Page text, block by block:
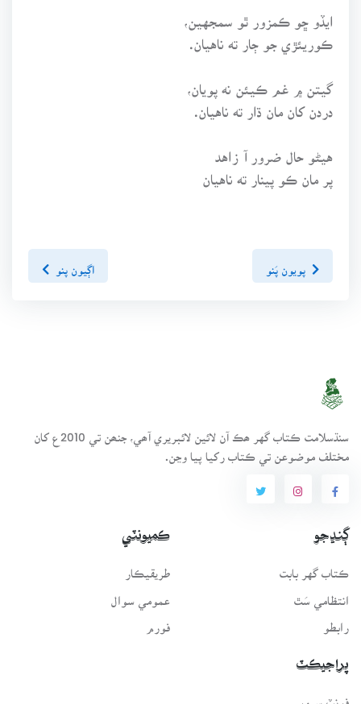
ايڏو ڇو ڪمزور ٿو سمجهين،
ڪوريئڙي جو ڄار ته ناهيان.
گيتن ۾ غم ڪيئن نه پويان،
دردن کان مان ڌار ته ناهيان.
هيڻو حال ضرور آ زاهد
پر مان ڪو پينار ته ناهيان
پويون پَنو اڳيون پنو
سنڌسلامت ڪتاب گهر ھڪ آن لائين لائبريري آھي، جنھن تي 2010ع کان
مختلف موضوعن تي ڪتاب رکيا پيا وڃن.
ڳنڍجو
ڪتاب گهر بابت
انتظامي سَٿ
رابطو
ڪميونٽي
طريقيڪار
عمومي سوال
فورم
پراجيڪٽ